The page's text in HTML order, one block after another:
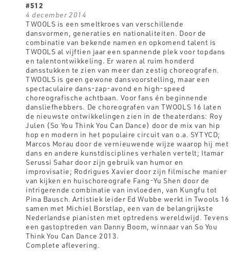
#512
4 december 2014
TWOOLS is een smeltkroes van verschillende
dansvormen, generaties en nationaliteiten. Door de
combinatie van bekende namen en opkomend talent is
TWOOLS al vijftien jaar een spannende plek voor topdans
en talentontwikkeling. Er waren al ruim honderd
dansstukken te zien van meer dan zestig choreografen.
TWOOLS is geen gewone dansvoorstelling, maar een
spectaculaire dans-zap-avond en high-speed
choreografische achtbaan. Voor fans én beginnende
dansliefhebbers. De choreografen van TWOOLS 16 laten
de nieuwste ontwikkelingen zien in de theaterdans: Roy
Julen (So You Think You Can Dance) door de mix van hip
hop en modern in het populaire circuit van o.a. SYTYCD;
Marcos Morau door de vernieuwende wijze waarop hij met
dans en andere kunstdisciplines verhalen vertelt; Itamar
Serussi Sahar door zijn gebruik van humor en
improvisatie; Rodrigues Xavier door zijn filmische manier
van kijken en huischoreografe Fang-Yu Shen door de
intrigerende combinatie van invloeden, van Kungfu tot
Pina Bausch. Artistiek leider Ed Wubbe werkt in Twools 16
samen met Michiel Borstlap, een van de belangrijkste
Nederlandse pianisten met optredens wereldwijd. Tevens
een gastoptreden van Danny Boom, winnaar van So You
Think You Can Dance 2013.
Complete aflevering.